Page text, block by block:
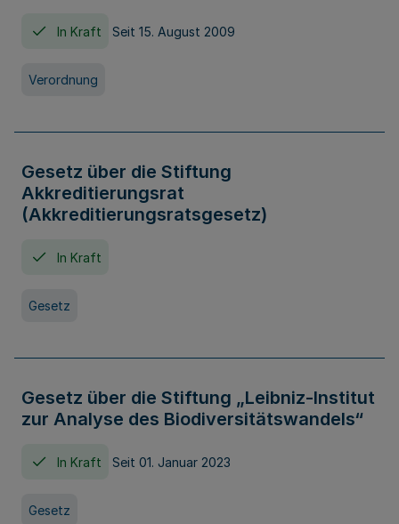
In Kraft Seit 15. August 2009
Verordnung
Gesetz über die Stiftung
Akkreditierungsrat
(Akkreditierungsratsgesetz)
In Kraft
Gesetz
Gesetz über die Stiftung „Leibniz-Institut
zur Analyse des Biodiversitätswandels“
In Kraft Seit 01. Januar 2023
Gesetz